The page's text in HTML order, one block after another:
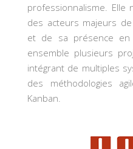
professionnalisme. Elle
des acteurs majeurs
et de sa présence en
ensemble plusieurs
intégrant de multiples
des méthodologies
Kanban.